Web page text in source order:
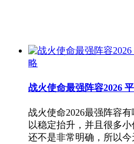
略
战火使命最强阵容2026
战火使命2026最强阵容
以稳定抬升，并且很多
还不是非常明确，所以